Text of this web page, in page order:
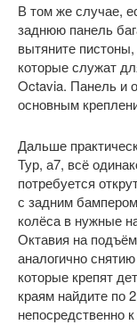
В том же случае,
заднюю панель
вытяните
которые служат
Octavia. Панель и
основным
Дальше
Тур, а7, всё
потребуется
с задним
колёса в нужные
Октавия на
аналогично
которые крепят
краям найдите по
непосредственно